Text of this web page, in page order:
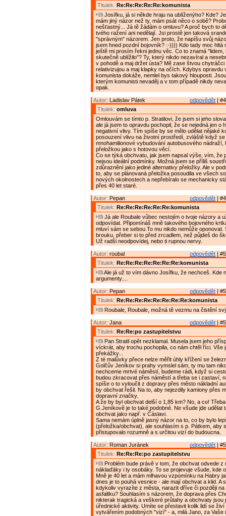
Titulek: Re:Re:Re:Re:Re:komunista
Josífku, já si někde hraju na ublíženýho? Kde?
mám jiný názor než ty, mám psát něco o sobě?
nešťastný... Já tě žádám o omluvu? A proč bych to
tvého ražení ani nedělají. Jsi prostě jen taková
"správným" názorem. Jen proto, že napíšu svůj
jsem hned pozdní bojovník? :-)))) Kdo tady moc hltá
ještě mi prosím řekni jednu věc. Co to znamá
skutečně ublížilo"? Ty, který nikdo nezavíral a
v pohodě a maj držet ústa? Mě zase štvou chytráčci
relativizujou a maj klapky na očích. Kdybys opravdu
komunista dokáže, nemlel bys takový hlouposti.
kterým komunisti nevaděj a v tom případě nikdy
opak.
odpovědět |
Autor: Ladislav Pátek
Titulek: omluva
Omlouvám se tímto p. Stratilovi, že jsem si jeho
ale já jsem to opravdu pochopil, že se nejedná jen o
negativní vlivy. Tím spíše by se mělo udělat nějaké
posouzení vlivu na životní prostředí, zvláště když se
mnohamilionové vybudování autobusového nádraží,
přeložkou jako s hotovou věcí.
Co se týká obchvatu, jak jsem napsal výše, vím, že
nejsou ideální podmínky. Možná jsem se příliš
zdůraznění jako jediné alternativy přeložky. Ale v
to, aby se plánovaná přeložka posoudila ve všech
nových okolnostech a nepřebíralo se mechanicky
přes 40 let staré.
odpovědět |
Autor: Pepan
Titulek: Re:Re:Re:Re:Re:Re:komunista
Já ale Roubale vůbec nestojím o tvoje názory a
odpovídat. Připomínáš mně takového bojovného
mluví sám se sebou.To mu nikdo nemůže oponovat.
brouku, přeber si to před zrcadlem, než půjdeš do
Už radši neodpovídej, nebo ti rupnou nervy.
odpovědět |
Autor: roubal
Titulek: Re:Re:Re:Re:Re:Re:Re:komunista
Ale já už to vím dávno Josífku, že nechceš. Kde
argumenty....
odpovědět |
Autor: Pepan
Titulek: Re:Re:Re:Re:Re:Re:Re:Re:komunista
Roubale, Roubale, možná tě vezmu na čistění
odpovědět |
Autor: Jana
Titulek: Re:Re:po zastupitelstvu
Pan Stratil opět nezklamal. Musela jsem jeho
víckrát, aby trochu pochopila, co nám chtěl říci. Vše
překážky...
Z té malůvky přece nelze měřit úhly křížení se
Golčův Jeníkov si prahy vymslel sám, ty mu tam
nechceme mrtvé náměstí, budeme rádi, když si
budou zkracovat přes náměstí a třeba se i zastaví,
spíše o to vyloučit z dopravy přes město nákladní
by obchvat řešil. Na to, aby nejezdily kamiony přes
dopravní značky.
A že by byl obchvat delší o 1,85 km? No, a co!
G.Jeníkově je to také podobné. Ne všude jde udělat
obchvat jako např. v Čáslavi.
Sama nemám úplně jasný názor na to, co by bylo
(přeložka/obchvat), ale souhlasím s p. Pátkem, aby
přistupovalo rozumně a s určitou vizí do budoucna.
odpovědět |
Autor: Roman Juránek
Titulek: Re:Re:Re:po zastupitelstvu
Problém bude právě v tom, že obchvat odvede z
náklaďáky i ty osobáky. To se projevuje všude, kde
Mně je 40 let a mám mlhavou vzpomínku na Habry
dnes je to pouhá vesnice - ale mají obchvat a klid. A
kdykoliv vyrazíte z města, narazit dříve či později
asfaltku? Souhlasím s názorem, že doprava přes
nikterak tragická a veškeré průtahy a obchvaty jsou
úřednické aktivity. Umíte se přestavit kolik lidí se
vytvářením podobných "vizí" - a, milá Jano, za Vaše